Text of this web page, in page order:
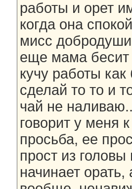
работы и орет
когда она
мисс
еще мама бесит
кучу работы
сделай то то и
чай не
говорит у меня
просьба, ее
прост из
начинает орать,